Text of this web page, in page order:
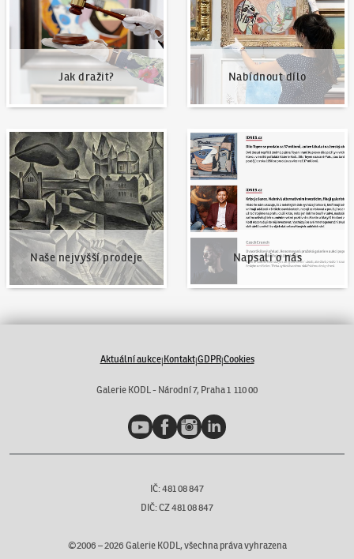
Jak dražit? Nabídnout dílo
Naše nejvyšší prodeje
Naše nejvyšší prodeje
Napsali o nás
Napsali o nás
Aktuální aukce|Kontakt|GDPR|Cookies
Galerie KODL - Národní 7, Praha 1 110 00
YouTubeFacebookInstagramLinkedIn
IČ: 481 08 847
DIČ: CZ 481 08 847
©2006 –2026 Galerie KODL, všechna práva vyhrazena